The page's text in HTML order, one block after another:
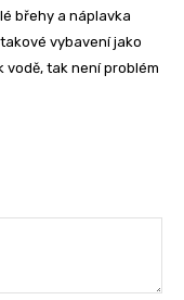
břehy a náplavka
vybavení jako
vodě, tak není problém